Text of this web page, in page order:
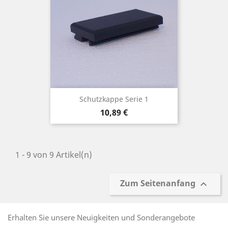
Schutzkappe Serie 1
Preis
10,89 €
1 - 9 von 9 Artikel(n)
Zum Seitenanfang 
Erhalten Sie unsere Neuigkeiten und Sonderangebote